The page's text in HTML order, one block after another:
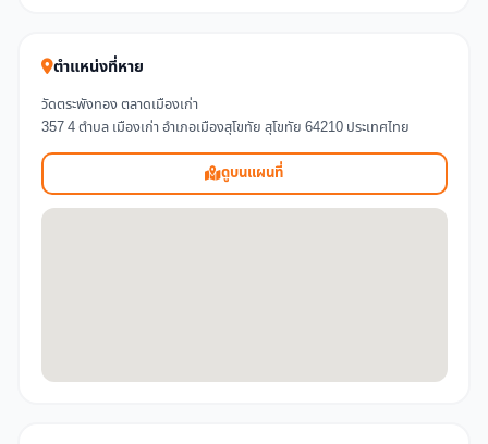
ตำแหน่งที่หาย
วัดตระพังทอง ตลาดเมืองเก่า
357 4 ตำบล เมืองเก่า อำเภอเมืองสุโขทัย สุโขทัย 64210 ประเทศไทย
ดูบนแผนที่